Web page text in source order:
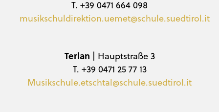
T. +39 0471 664 098
musikschuldirektion.uemet@schule.suedtirol.it
Terlan | Hauptstraße 3
T. +39 0471 25 77 13
Musikschule.etschtal@schule.suedtirol.it